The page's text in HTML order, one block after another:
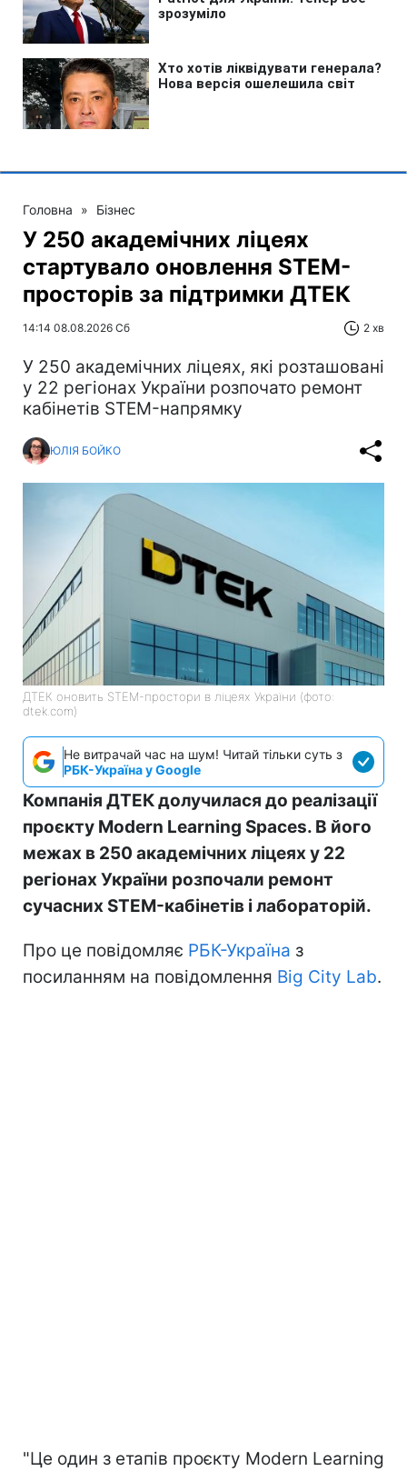
Головна » Бізнес
У 250 академічних ліцеях
стартувало оновлення STEM-
просторів за підтримки ДТЕК​‌
14:14 08.08.2026 Сб 2 хв
У 250 академічних ліцеях, які розташовані
у 22 регіонах України розпочато ремонт
кабінетів STEM-напрямку
ЮЛІЯ БОЙКО
ДТЕК оновить STEM-простори в ліцеях України (фото:
dtek.com)
Не витрачай час на шум! Читай тільки суть з
РБК-Україна у Google
Компанія ДТЕК долучилася до реалізації
проєкту Modern Learning Spaces. В його
межах в 250 академічних ліцеях у 22
регіонах України розпочали ремонт
сучасних STEM-кабінетів і лабораторій.
Про це повідомляє РБК-Україна з
посиланням на повідомлення Big City Lab.
"Це один з етапів проєкту Modern Learning